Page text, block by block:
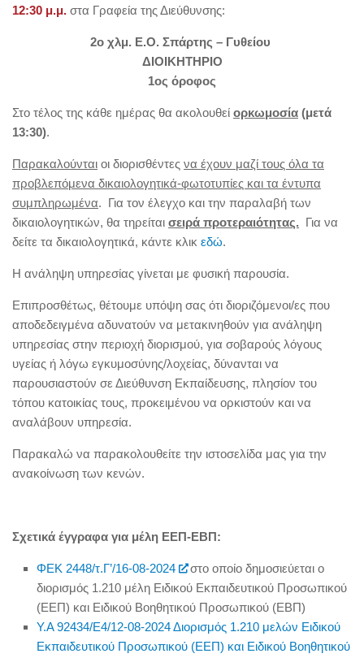
12:30 μ.μ. στα Γραφεία της Διεύθυνσης:
2ο χλμ. Ε.Ο. Σπάρτης – Γυθείου
ΔΙΟΙΚΗΤΗΡΙΟ
1ος όροφος
Στο τέλος της κάθε ημέρας θα ακολουθεί ορκωμοσία (μετά
13:30).
Παρακαλούνται οι διορισθέντες να έχουν μαζί τους όλα τα
προβλεπόμενα δικαιολογητικά-φωτοτυπίες και τα έντυπα
συμπληρωμένα. Για τον έλεγχο και την παραλαβή των
δικαιολογητικών, θα τηρείται σειρά προτεραιότητας. Για να
δείτε τα δικαιολογητικά, κάντε κλικ εδώ.
Η ανάληψη υπηρεσίας γίνεται με φυσική παρουσία.
Επιπροσθέτως, θέτουμε υπόψη σας ότι διοριζόμενοι/ες που
αποδεδειγμένα αδυνατούν να μετακινηθούν για ανάληψη
υπηρεσίας στην περιοχή διορισμού, για σοβαρούς λόγους
υγείας ή λόγω εγκυμοσύνης/λοχείας, δύνανται να
παρουσιαστούν σε Διεύθυνση Εκπαίδευσης, πλησίον του
τόπου κατοικίας τους, προκειμένου να ορκιστούν και να
αναλάβουν υπηρεσία.
Παρακαλώ να παρακολουθείτε την ιστοσελίδα μας για την
ανακοίνωση των κενών.
Σχετικά έγγραφα για μέλη ΕΕΠ-ΕΒΠ:
ΦΕΚ 2448/τ.Γ’/16-08-2024
στο οποίο δημοσιεύεται ο
διορισμός 1.210 μέλη Ειδικού Εκπαιδευτικού Προσωπικού
(ΕΕΠ) και Ειδικού Βοηθητικού Προσωπικού (ΕΒΠ)
Υ.Α 92434/Ε4/12-08-2024 Διορισμός 1.210 μελών Ειδικού
Εκπαιδευτικού Προσωπικού (ΕΕΠ) και Ειδικού Βοηθητικού